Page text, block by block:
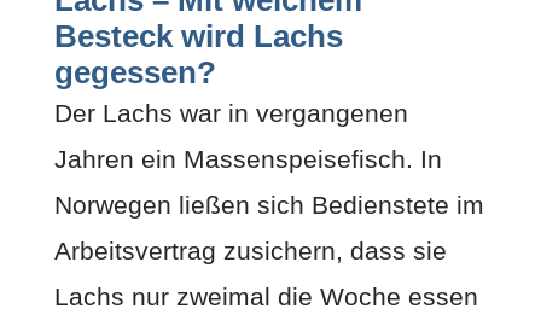
Besteck wird Lachs
gegessen?
Der Lachs war in vergangenen
Jahren ein Massenspeisefisch. In
Norwegen ließen sich Bedienstete im
Arbeitsvertrag zusichern, dass sie
Lachs nur zweimal die Woche essen